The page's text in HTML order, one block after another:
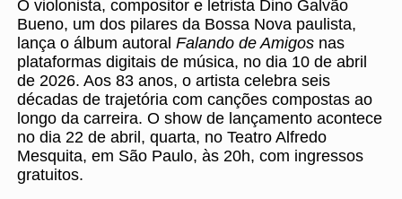
O violonista, compositor e letrista Dino Galvão
Bueno, um dos pilares da Bossa Nova paulista,
lança o álbum autoral Falando de Amigos nas
plataformas digitais de música, no dia 10 de abril
de 2026. Aos 83 anos, o artista celebra seis
décadas de trajetória com canções compostas ao
longo da carreira. O show de lançamento acontece
no dia 22 de abril, quarta, no Teatro Alfredo
Mesquita, em São Paulo, às 20h, com ingressos
gratuitos.